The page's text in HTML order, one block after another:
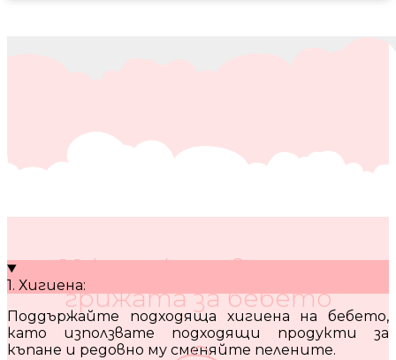
10 кратки съвета за
грижата за бебето
1. Хигиена:
Поддържайте подходяща хигиена на бебето,
като използвате подходящи продукти за
къпане и редовно му сменяйте пелените.